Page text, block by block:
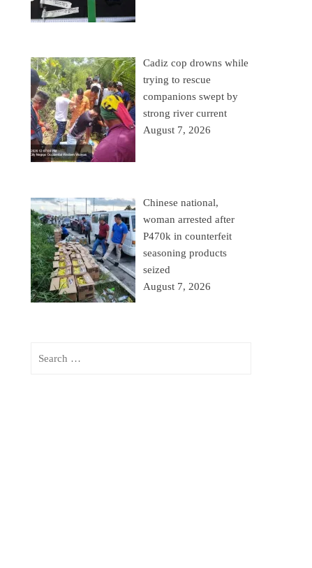
Cadiz cop drowns while
trying to rescue
companions swept by
strong river current
August 7, 2026
Chinese national,
woman arrested after
P470k in counterfeit
seasoning products
seized
August 7, 2026